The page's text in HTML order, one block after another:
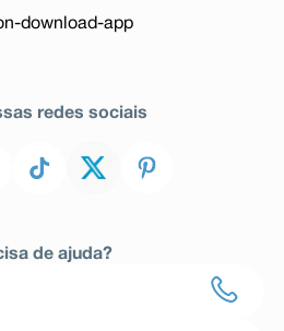
redes sociais
de ajuda?